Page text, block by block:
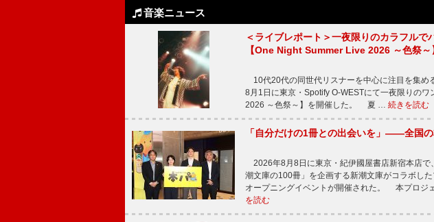
音楽ニュース
＜ライブレポート＞一夜限りのカラフル
【One Night Summer Live 2026 ～色祭～
10代20代の同世代リスナーを中心に注目を集め
8月1日に東京・Spotify O-WESTにて一夜限りの
2026 ～色祭～】を開催した。 夏 … 続きを読む
「自分だけの1冊との出会いを」――全国
2026年8月8日に東京・紀伊國屋書店新宿本店で
潮文庫の100冊」を企画する新潮文庫がコラボし
オープニングイベントが開催された。 本プロジ
を読む